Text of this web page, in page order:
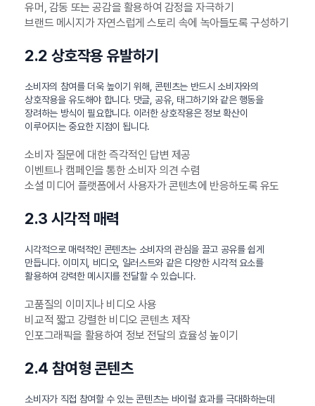
유머, 감동 또는 공감을 활용하여 감정을 자극하기
브랜드 메시지가 자연스럽게 스토리 속에 녹아들도록 구성하기
2.2 상호작용 유발하기
소비자의 참여를 더욱 높이기 위해, 콘텐츠는 반드시 소비자와의
상호작용을 유도해야 합니다. 댓글, 공유, 태그하기와 같은 행동을
장려하는 방식이 필요합니다. 이러한 상호작용은 정보 확산이
이루어지는 중요한 지점이 됩니다.
소비자 질문에 대한 즉각적인 답변 제공
이벤트나 캠페인을 통한 소비자 의견 수렴
소셜 미디어 플랫폼에서 사용자가 콘텐츠에 반응하도록 유도
2.3 시각적 매력
시각적으로 매력적인 콘텐츠는 소비자의 관심을 끌고 공유를 쉽게
만듭니다. 이미지, 비디오, 일러스트와 같은 다양한 시각적 요소를
활용하여 강력한 메시지를 전달할 수 있습니다.
고품질의 이미지나 비디오 사용
비교적 짧고 강렬한 비디오 콘텐츠 제작
인포그래픽을 활용하여 정보 전달의 효율성 높이기
2.4 참여형 콘텐츠
소비자가 직접 참여할 수 있는 콘텐츠는 바이럴 효과를 극대화하는데